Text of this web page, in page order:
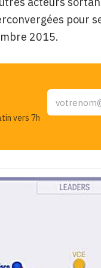
pour
2015.
vers 7h